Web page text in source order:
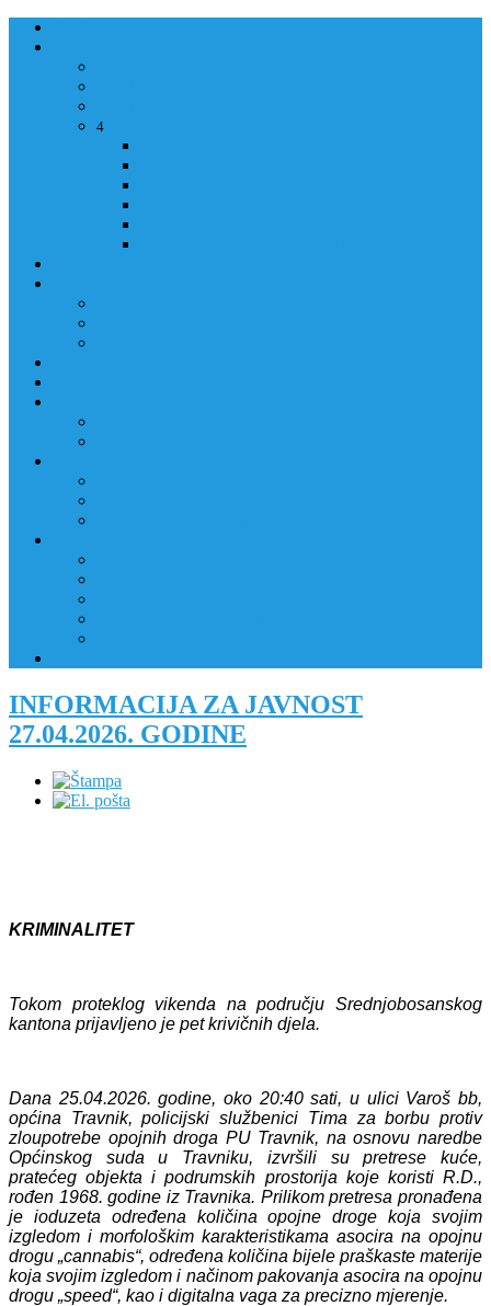
4
INFORMACIJA ZA JAVNOST
27.04.2026. GODINE
KRIMINALITET
Tokom proteklog vikenda na području Srednjobosanskog
kantona prijavljeno je pet krivičnih djela.
Dana 25.04.2026. godine, oko 20:40 sati, u ulici Varoš bb,
općina Travnik, policijski službenici Tima za borbu protiv
zloupotrebe opojnih droga PU Travnik, na osnovu naredbe
Općinskog suda u Travniku, izvršili su pretrese kuće,
pratećeg objekta i podrumskih prostorija koje koristi R.D.,
rođen 1968. godine iz Travnika. Prilikom pretresa pronađena
je ioduzeta određena količina opojne droge koja svojim
izgledom i morfološkim karakteristikama asocira na opojnu
drogu „cannabis“, određena količina bijele praškaste materije
koja svojim izgledom i načinom pakovanja asocira na opojnu
drogu „speed“, kao i digitalna vaga za precizno mjerenje.